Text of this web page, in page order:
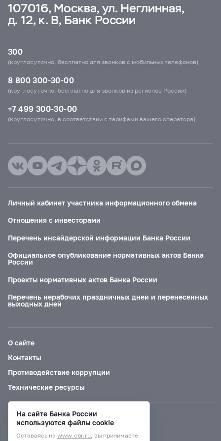
107016, Москва, ул. Неглинная,
д. 12, к. В, Банк России
300
(круглосуточно, бесплатно для звонков с мобильных телефонов)
8 800 300-30-00
(круглосуточно, бесплатно для звонков из регионов России)
+7 499 300-30-00
(круглосуточно, в соответствии с тарифами вашего оператора)
Личный кабинет участника информационного обмена
Отношения с инвесторами
Перечень инсайдерской информации Банка России
Официальное опубликование нормативных актов Банка
России
Проекты нормативных актов Банка России
Перечень нерабочих праздничных дней и перенесенных
выходных дней
О сайте
Контакты
Противодействие коррупции
Технические ресурсы
Версия для слабовидящих
На сайте Банка России
используются файлы cookie
Оставаясь на www.cbr.ru, вы принимаете